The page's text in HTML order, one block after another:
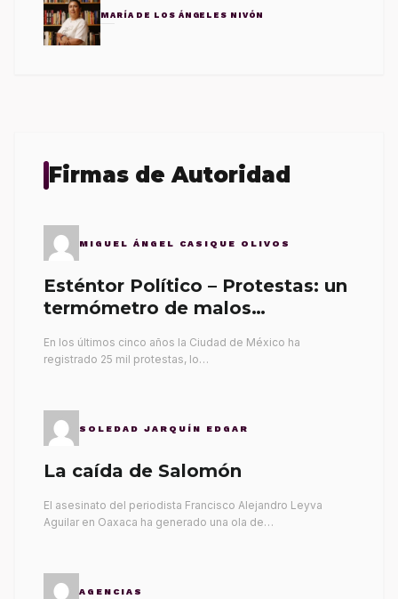
MARÍA DE LOS ÁNGELES NIVÓN
Firmas de Autoridad
MIGUEL ÁNGEL CASIQUE OLIVOS
Esténtor Político – Protestas: un
termómetro de malos
En los últimos cinco años la Ciudad de México ha
registrado 25 mil protestas, lo…
SOLEDAD JARQUÍN EDGAR
La caída de Salomón
El asesinato del periodista Francisco Alejandro Leyva
Aguilar en Oaxaca ha generado una ola de…
AGENCIAS